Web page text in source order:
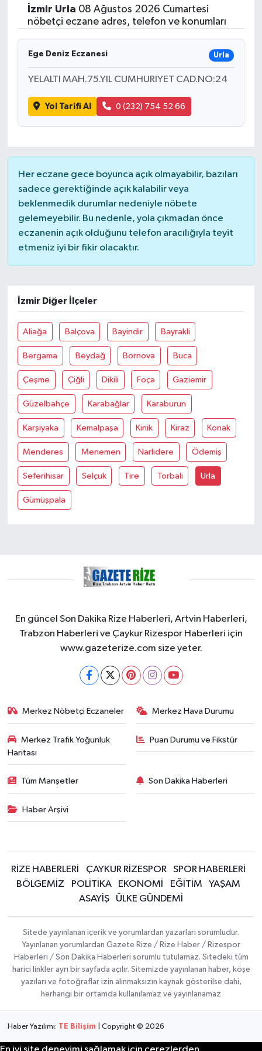
İzmir Urla 08 Ağustos 2026 Cumartesi
nöbetçi eczane adres, telefon ve konumları
Ege Deniz Eczanesi Urla
YELALTI MAH.75.YIL CUMHURIYET CAD.NO:24
Yol Tarifi Al 0 (232) 754 52 66
Her eczane gece boyunca açık olmayabilir, bazıları
sadece gerektiğinde açık kalabilir veya
beklenmedik durumlar nedeniyle nöbete
gelemeyebilir. Bu nedenle, yola çıkmadan önce
eczanenin açık olduğunu telefon aracılığıyla teyit
etmeniz iyi bir fikir olacaktır.
İzmir Diğer İlçeler
Aliağa Balçova Bayindir Bayrakli
Bergama Beydağ Bornova Buca
Çeşme Çiğli Dikili Foça Gaziemir
Güzelbahçe Karabağlar Karaburun
Karşiyaka Kemalpaşa Kinik Kiraz Konak
Menderes Menemen Narlidere Ödemiş
Seferihisar Selçuk Tire Torbali Urla
Gümüşpala
En güncel Son Dakika Rize Haberleri, Artvin Haberleri,
Trabzon Haberleri ve Çaykur Rizespor Haberleri için
www.gazeterize.com size yeter.
Merkez Nöbetçi Eczaneler Merkez Hava Durumu
Merkez Trafik Yoğunluk
Haritası
Puan Durumu ve Fikstür
Tüm Manşetler Son Dakika Haberleri
Haber Arşivi
RİZE HABERLERİ ÇAYKUR RİZESPOR
SPOR HABERLERİ
BÖLGEMİZ
POLİTİKA EKONOMİ EĞİTİM
YAŞAM
ASAYİŞ
ÜLKE GÜNDEMİ
Sitede yayınlanan içerik ve yorumlardan yazarları sorumludur.
Yayınlanan yorumlardan Gazete Rize / Rize Haber / Rizespor
Haberleri / Son Dakika Haberleri sorumlu tutulamaz. Sitedeki tüm
harici linkler ayrı bir sayfada açılır. Sitemizde yayınlanan haber, köşe
yazıları ve fotoğraflar izin alınmaksızın kaynak gösterilse dahi,
herhangi bir ortamda kullanılamaz ve yayınlanamaz
Haber Yazılımı: TE Bilişim | Copyright © 2026
ÇEVRE
Dış Haberler
Dünya
EĞİTİM
English News
Finans
Flaş Haber
GÜNDEM
Güvenlik
HABERDE İNSAN
İNSAN
İş Dünyası
Jandarma
Kadın
POLİTİKA
Sağlık
SPOR HABERLERİ
TEKNOLOJİ
Yerel Haberler